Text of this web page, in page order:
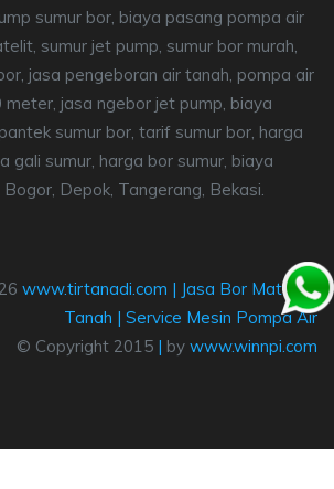
sumur bor, biaya pasang pompa air
sumur jet pump, sumur bor murah,
jasa pengeboran air tanah, pompa air
meter, jasa ngebor jet pump, biaya
sumur bor, tarif sumur bor, harga
gali sumur, harga bor sumur, biaya
Depok, Tangerang, Bekasi.
www.tirtanadi.com | Jasa Bor Mata Air
Tanah | Service Mesin Pompa Air
© Copyright 2015 | by www.winnpi.com